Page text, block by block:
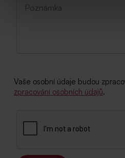
Vaše osobní údaje budou
zpracování osobních údajů.